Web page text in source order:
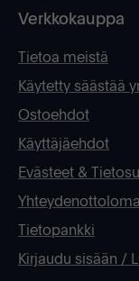
Verkkokauppa
Tietoa meistä
Käytetty säästää
Ostoehdot
Käyttäjäehdot
Evästeet &
Tietopankki
Kirjaudu sisään /